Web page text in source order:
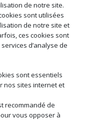
de notre site.
sont utilisées
de notre site et
ces cookies sont
d’analyse de
sont essentiels
nos sites internet et
recommandé de
vous opposer à